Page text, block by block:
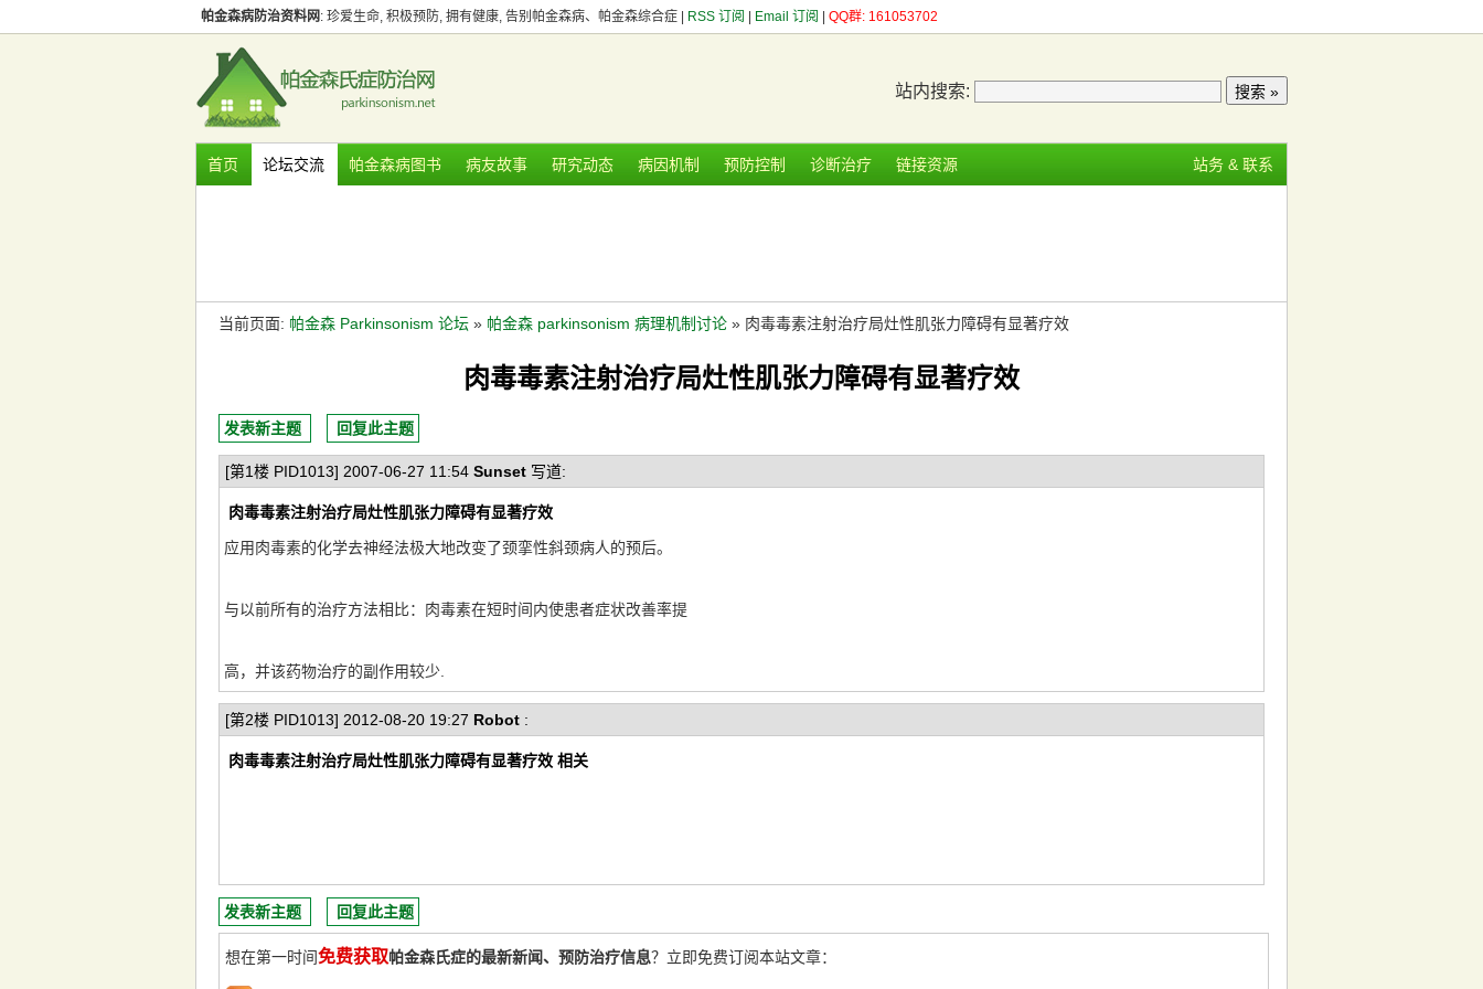
帕金森病防治资料网 : 珍爱生命, 积极预防, 拥有健康, 告别帕金森病、帕金森综合症 | RSS 订阅 Email 订阅 QQ群: 161053702
站内搜索:
首页 论坛交流 帕金森病图书 病友故事 研究动态 病因机制 预防控制 诊断治疗 链接资源 站务 & 联系
当前页面: 帕金森 Parkinsonism 论坛 » 帕金森 parkinsonism 病理机制讨论 » 肉毒毒素注射治疗局灶性肌张力障碍有显著疗效
肉毒毒素注射治疗局灶性肌张力障碍有显著疗效
发表新主题 回复此主题
[第1楼 PID1013] 2007-06-27 11:54 Sunset 写道:
肉毒毒素注射治疗局灶性肌张力障碍有显著疗效
应用肉毒素的化学去神经法极大地改变了颈挛性斜颈病人的预后。
与以前所有的治疗方法相比：肉毒素在短时间内使患者症状改善率提
高，并该药物治疗的副作用较少.
[第2楼 PID1013] 2012-08-20 19:27 Robot :
肉毒毒素注射治疗局灶性肌张力障碍有显著疗效 相关
发表新主题 回复此主题
想在第一时间免费获取帕金森氏症的最新新闻、预防治疗信息？立即免费订阅本站文章：